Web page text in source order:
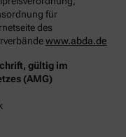
für
des
www.abda.de
gültig im
(AMG)